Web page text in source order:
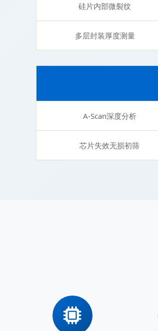
硅片内部微裂纹
多层封装厚度测量
A-Scan深度分析
芯片失效无损初筛